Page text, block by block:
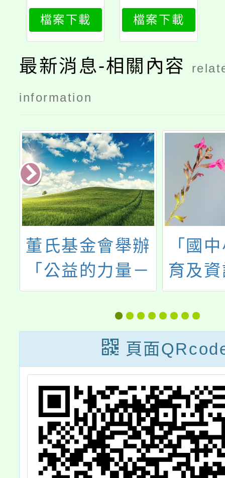
坊v900629
5
檔案下載
程v180062
95
檔案下載
最新消息-相關內容
information
舉辦
－
40周
代的
的趨
導老
「國中小科技教
育及資訊教育微
課程教學模組」
推廣工作坊
社
託
年
孕
教
，
頁面